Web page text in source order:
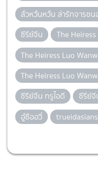
ลั่วหวั่นหวั่น ล่ารักจารชน
ซีรีย์จีน
The
The Heiress Luo
The Heiress Luo
ซีรีย์จีน ทรูไอดี
ซีรีย์
อู๋ซืออวี่